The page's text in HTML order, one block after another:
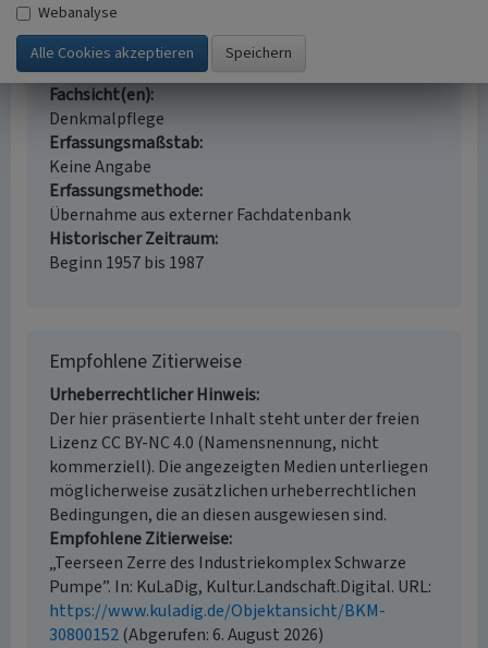
Spreewitz
Alternativer Ortsname
Sprjejcy
Fachsicht(en)
Denkmalpflege
Erfassungsmaßstab
Keine Angabe
Erfassungsmethode
Übernahme aus externer Fachdatenbank
Historischer Zeitraum
Beginn 1957 bis 1987
Empfohlene Zitierweise
Urheberrechtlicher Hinweis
Der hier präsentierte Inhalt steht unter der freien
Lizenz CC BY-NC 4.0 (Namensnennung, nicht
kommerziell). Die angezeigten Medien unterliegen
möglicherweise zusätzlichen urheberrechtlichen
Bedingungen, die an diesen ausgewiesen sind.
Empfohlene Zitierweise
„Teerseen Zerre des Industriekomplex Schwarze
Pumpe”. In: KuLaDig, Kultur.Landschaft.Digital. URL:
https://www.kuladig.de/Objektansicht/BKM-
30800152(Abgerufen: 6. August 2026)
Webanalyse